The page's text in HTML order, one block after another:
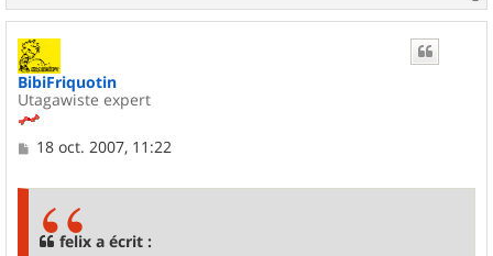
a
BibiFriquotin
Utagawiste expert
M18 oct. 2007, 11:22
felix a écrit :